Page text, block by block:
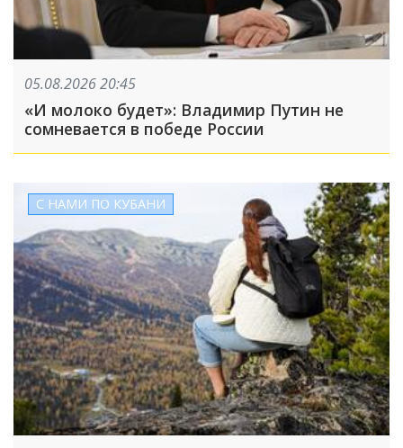
05.08.2026 20:45
«И молоко будет»: Владимир Путин не
сомневается в победе России
С НАМИ ПО КУБАНИ